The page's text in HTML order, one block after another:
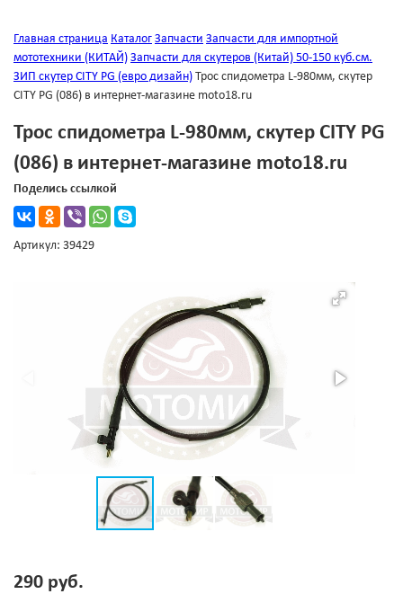
Главная страница Каталог Запчасти Запчасти для импортной
мототехники (КИТАЙ) Запчасти для скутеров (Китай) 50-150 куб.см.
ЗИП скутер CITY PG (евро дизайн) Трос спидометра L-980мм, скутер
CITY PG (086) в интернет-магазине moto18.ru
Трос спидометра L-980мм, скутер CITY PG
(086) в интернет-магазине moto18.ru
Поделись ссылкой
Артикул: 39429
290 руб.